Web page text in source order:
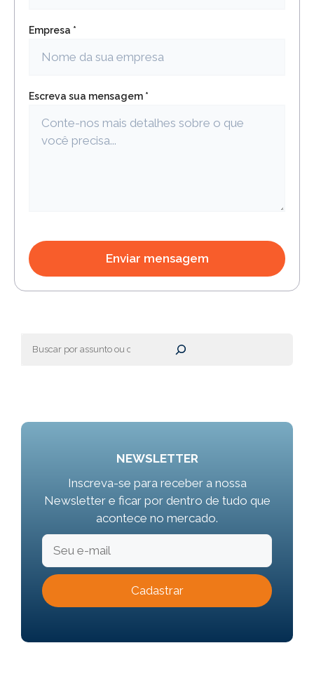
Empresa *
Escreva sua mensagem *
NEWSLETTER
Inscreva-se para receber a nossa
Newsletter e ficar por dentro de tudo que
acontece no mercado.